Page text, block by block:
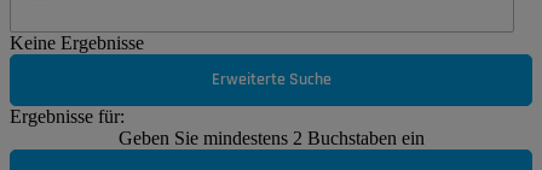
Keine Ergebnisse
Erweiterte Suche
Ergebnisse für:
Geben Sie mindestens 2 Buchstaben ein